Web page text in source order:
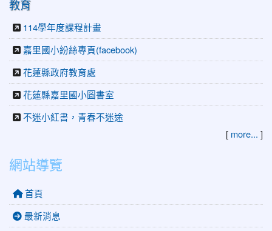
教育
114學年度課程計畫
嘉里國小紛絲專頁(facebook)
花蓮縣政府教育處
花蓮縣嘉里國小圖書室
不迷小紅書，青春不迷途
[ more... ]
網站導覽
首頁
最新消息